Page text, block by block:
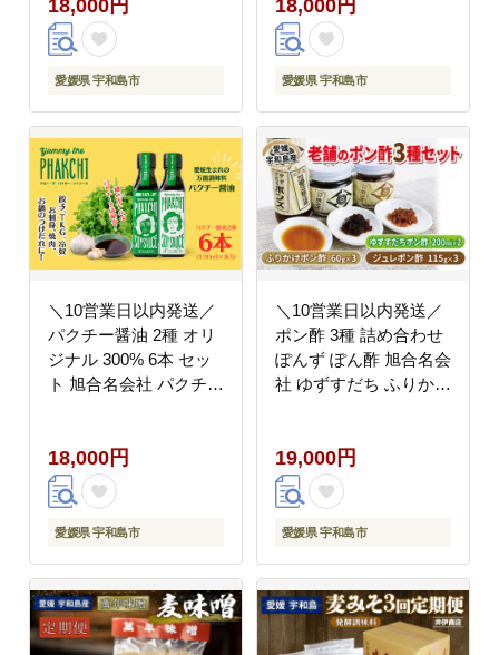
媛 宇和島 J018-052009
18,000円
愛媛県 宇和島市
島 J018-052010
18,000円
愛媛県 宇和島市
＼10営業日以内発送／
パクチー醤油 2種 オリ
ジナル 300% 6本 セッ
ト 旭合名会社 パクチー
料 国産 愛媛 宇和島
J018-052011
18,000円
愛媛県 宇和島市
＼10営業日以内発送／
ポン酢 3種 詰め合わせ
ぽんず ぽん酢 旭合名会
社 ゆずすだち ふりかけ
ズ 万能調味料 調味料
セット 酢 鍋 タレ つゆ
サラダ 豆腐 料理 冷奴
しゃぶしゃぶ アレンジ
J019-052005
19,000円
愛媛県 宇和島市